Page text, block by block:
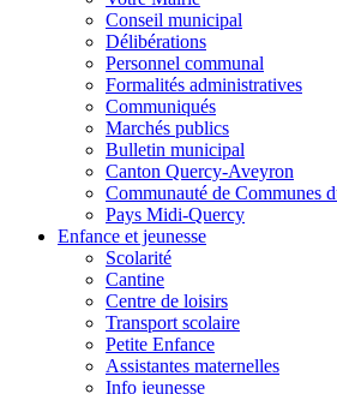
Conseil municipal
Délibérations
Personnel communal
Formalités administratives
Communiqués
Marchés publics
Bulletin municipal
Canton Quercy-Aveyron
Communauté de Communes
Pays Midi-Quercy
Enfance et jeunesse
Scolarité
Cantine
Centre de loisirs
Transport scolaire
Petite Enfance
Assistantes maternelles
Info jeunesse